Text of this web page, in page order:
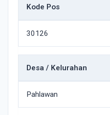
Kode Pos
30126
Desa / Kelurahan
Pahlawan